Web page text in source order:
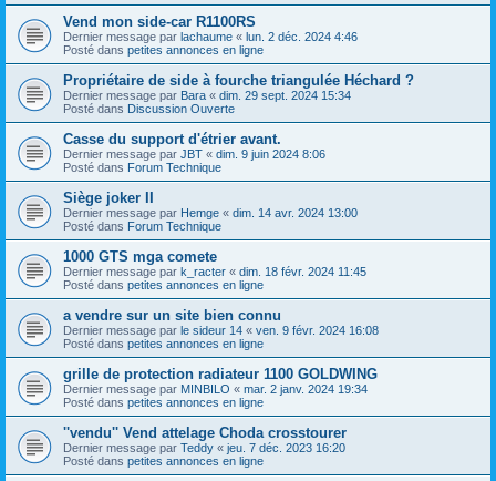
Vend mon side-car R1100RS
Dernier message par lachaume « lun. 2 déc. 2024 4:46
Posté dans petites annonces en ligne
Propriétaire de side à fourche triangulée Héchard ?
Dernier message par Bara « dim. 29 sept. 2024 15:34
Posté dans Discussion Ouverte
Casse du support d'étrier avant.
Dernier message par JBT « dim. 9 juin 2024 8:06
Posté dans Forum Technique
Siège joker II
Dernier message par Hemge « dim. 14 avr. 2024 13:00
Posté dans Forum Technique
1000 GTS mga comete
Dernier message par k_racter « dim. 18 févr. 2024 11:45
Posté dans petites annonces en ligne
a vendre sur un site bien connu
Dernier message par le sideur 14 « ven. 9 févr. 2024 16:08
Posté dans petites annonces en ligne
grille de protection radiateur 1100 GOLDWING
Dernier message par MINBILO « mar. 2 janv. 2024 19:34
Posté dans petites annonces en ligne
''vendu'' Vend attelage Choda crosstourer
Dernier message par Teddy « jeu. 7 déc. 2023 16:20
Posté dans petites annonces en ligne